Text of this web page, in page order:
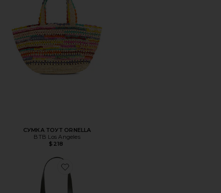
СУМКА ТОУТ ORNELLA
BTB Los Angeles
$218
Favorite СУМКА ТОУТ RIO